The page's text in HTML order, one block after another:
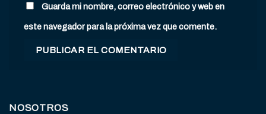
Guarda mi nombre, correo electrónico y web en
este navegador para la próxima vez que comente.
NOSOTROS